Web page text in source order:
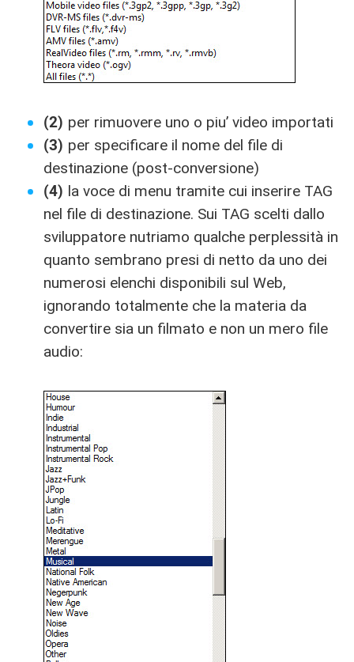
(2) per rimuovere uno o piu’ video importati
(3) per specificare il nome del file di
destinazione (post-conversione)
(4) la voce di menu tramite cui inserire TAG
nel file di destinazione. Sui TAG scelti dallo
sviluppatore nutriamo qualche perplessità in
quanto sembrano presi di netto da uno dei
numerosi elenchi disponibili sul Web,
ignorando totalmente che la materia da
convertire sia un filmato e non un mero file
audio: